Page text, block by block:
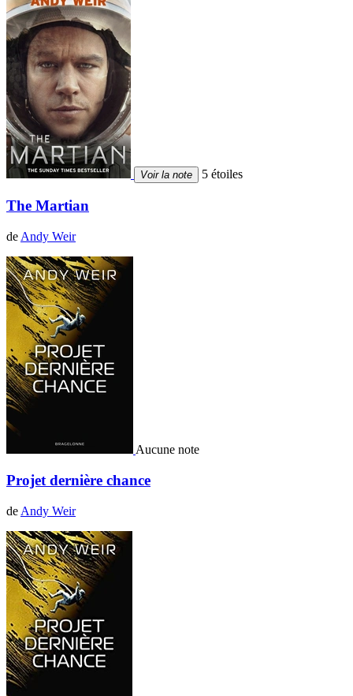
Voir la note 5 étoiles
The Martian
de Andy Weir
Aucune note
Projet dernière chance
de Andy Weir